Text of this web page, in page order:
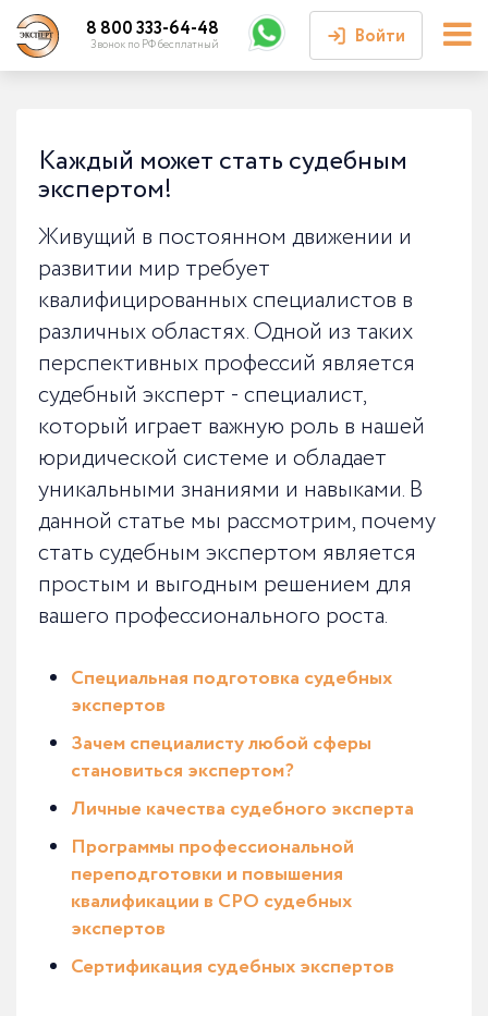
Войти
8 800 333-64-48
Звонок по РФ бесплатный
Каждый может стать судебным
экспертом!
Живущий в постоянном движении и
развитии мир требует
квалифицированных специалистов в
различных областях. Одной из таких
перспективных профессий является
судебный эксперт - специалист,
который играет важную роль в нашей
юридической системе и обладает
уникальными знаниями и навыками. В
данной статье мы рассмотрим, почему
стать судебным экспертом является
простым и выгодным решением для
вашего профессионального роста.
Специальная подготовка судебных
экспертов
Зачем специалисту любой сферы
становиться экспертом?
Личные качества судебного эксперта
Программы профессиональной
переподготовки и повышения
квалификации в СРО судебных
экспертов
Сертификация судебных экспертов